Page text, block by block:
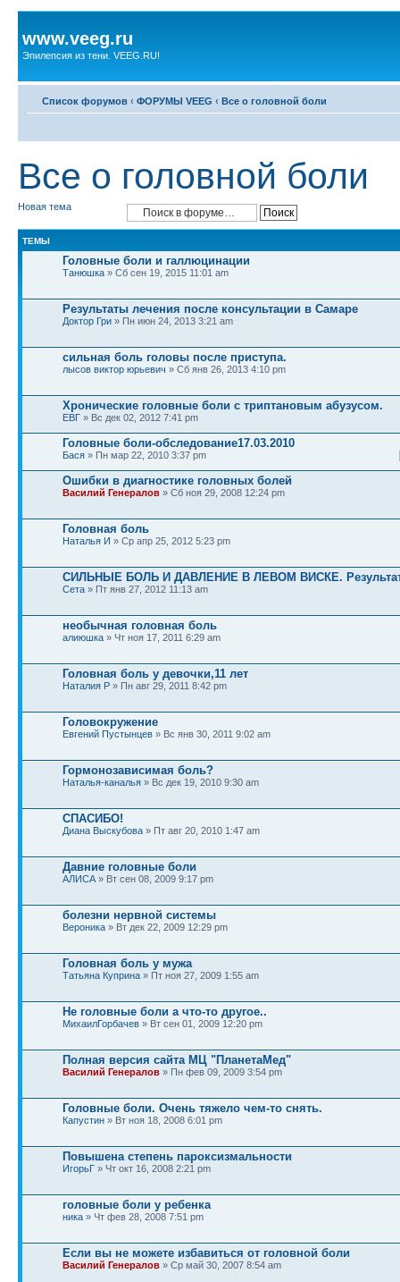
www.veeg.ru
Эпилепсия из тени. VEEG.RU!
Список форумов ‹ ФОРУМЫ VEEG ‹ Все о головной боли
Все о головной боли
Новая тема
ТЕМЫ
Головные боли и галлюцинации
Танюшка » Сб сен 19, 2015 11:01 am
Результаты лечения после консультации в Самаре
Доктор Гри » Пн июн 24, 2013 3:21 am
сильная боль головы после приступа.
лысов виктор юрьевич » Сб янв 26, 2013 4:10 pm
Хронические головные боли с триптановым абузусом.
ЕВГ » Вс дек 02, 2012 7:41 pm
Головные боли-обследование17.03.2010
Бася » Пн мар 22, 2010 3:37 pm
Ошибки в диагностике головных болей
Василий Генералов » Сб ноя 29, 2008 12:24 pm
Головная боль
Наталья И » Ср апр 25, 2012 5:23 pm
СИЛЬНЫЕ БОЛЬ И ДАВЛЕНИЕ В ЛЕВОМ ВИСКЕ.
Сета » Пт янв 27, 2012 11:13 am
необычная головная боль
алиюшка » Чт ноя 17, 2011 6:29 am
Головная боль у девочки,11 лет
Наталия Р » Пн авг 29, 2011 8:42 pm
Головокружение
Евгений Пустынцев » Вс янв 30, 2011 9:02 am
Гормонозависимая боль?
Наталья-каналья » Вс дек 19, 2010 9:30 am
СПАСИБО!
Диана Выскубова » Пт авг 20, 2010 1:47 am
Давние головные боли
АЛИСА » Вт сен 08, 2009 9:17 pm
болезни нервной системы
Вероника » Вт дек 22, 2009 12:29 pm
Головная боль у мужа
Татьяна Куприна » Пт ноя 27, 2009 1:55 am
Не головные боли а что-то другое..
МихаилГорбачев » Вт сен 01, 2009 12:20 pm
Полная версия сайта МЦ "ПланетаМед"
Василий Генералов » Пн фев 09, 2009 3:54 pm
Головные боли. Очень тяжело чем-то снять.
Капустин » Вт ноя 18, 2008 6:01 pm
Повышена степень пароксизмальности
ИгорьГ » Чт окт 16, 2008 2:21 pm
головные боли у ребенка
ника » Чт фев 28, 2008 7:51 pm
Если вы не можете избавиться от головной боли
Василий Генералов » Ср май 30, 2007 8:54 am